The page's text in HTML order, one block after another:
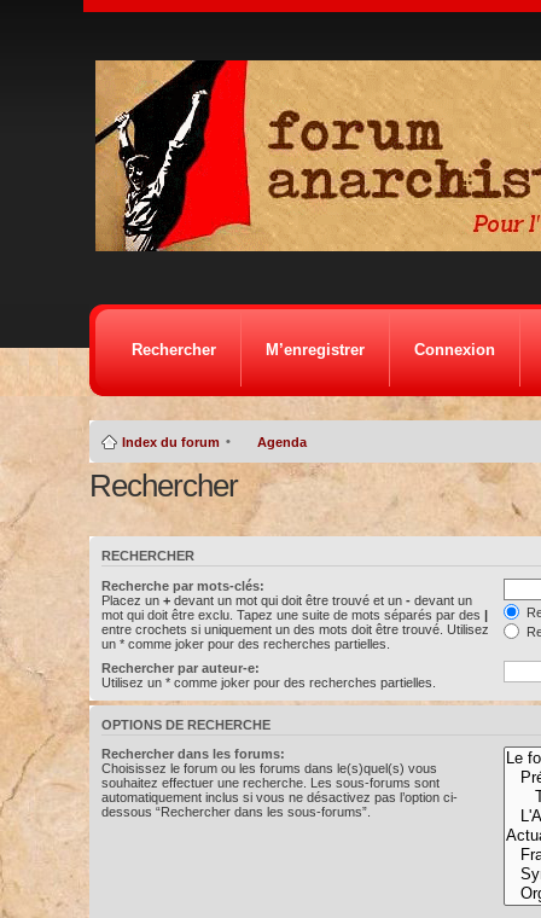
Rechercher M’enregistrer Connexion
Index du forum • Agenda
Rechercher
RECHERCHER
Recherche par mots-clés:
Placez un +devant un mot qui doit être trouvé et un -devant un
mot qui doit être exclu. Tapez une suite de mots séparés par des |
entre crochets si uniquement un des mots doit être trouvé. Utilisez
un * comme joker pour des recherches partielles.
Rechercher par auteur-e:
Utilisez un * comme joker pour des recherches partielles.
OPTIONS DE RECHERCHE
Rechercher dans les forums:
Choisissez le forum ou les forums dans le(s)quel(s) vous
souhaitez effectuer une recherche. Les sous-forums sont
automatiquement inclus si vous ne désactivez pas l’option ci-
dessous “Rechercher dans les sous-forums”.